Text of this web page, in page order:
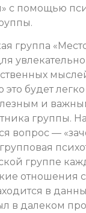
с помощью
группа
будет
и
группы.
вопрос —
группе
отношения
в
в далеком